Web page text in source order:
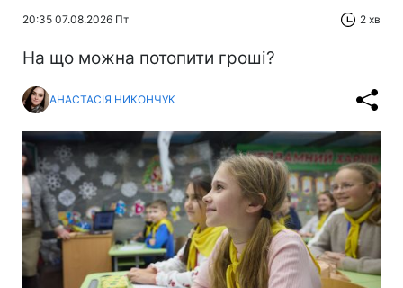
20:35 07.08.2026 Пт 2 хв
На що можна потопити гроші?
АНАСТАСІЯ НИКОНЧУК